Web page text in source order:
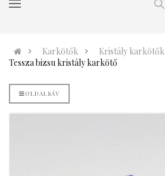
Karkötők
Kristály karkötők
Tessza bizsu kristály karkötő
OLDALSÁV